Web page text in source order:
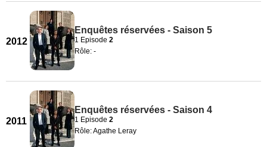
2012
Enquêtes réservées - Saison 5
1 Episode 2
Rôle: -
2011
Enquêtes réservées - Saison 4
1 Episode 2
Rôle: Agathe Leray